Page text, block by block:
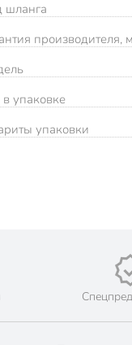
шланга
производителя,
в упаковке
упаковки